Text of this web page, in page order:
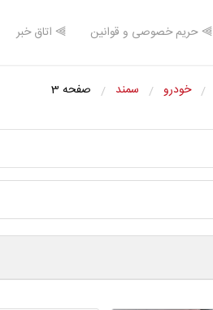
⫸ حریم خصوصی و قوانین ⫸ اتاق خبر
خودرو سمند صفحه 3